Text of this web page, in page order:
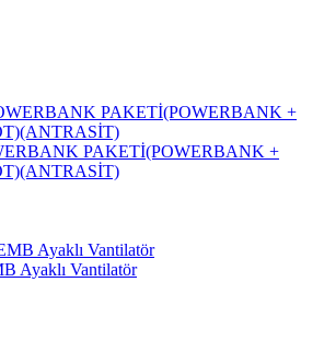
PAKETİ(POWERBANK +
Ayaklı Vantilatör